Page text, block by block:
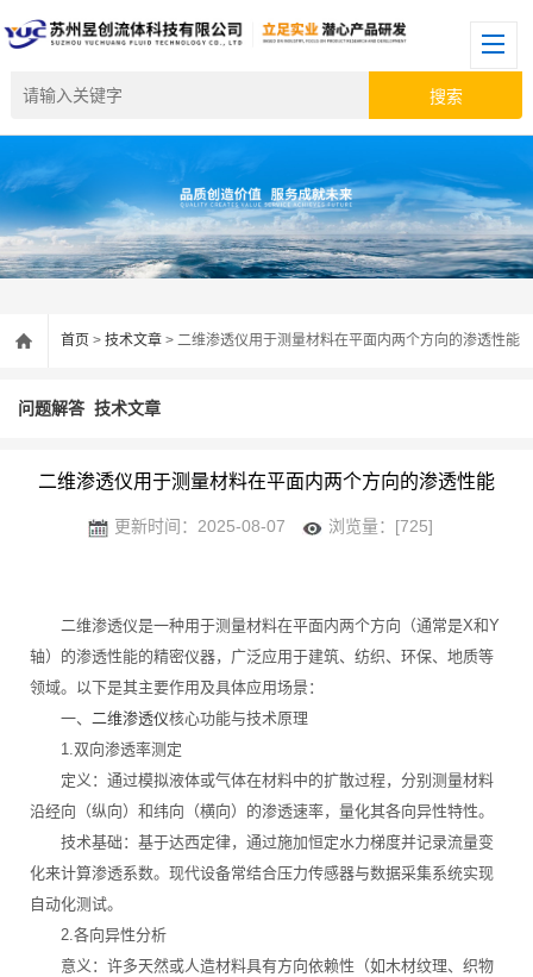
首页 > 技术文章 > 二维渗透仪用于测量材料在平面内两个方向的渗透性能
问题解答 技术文章
二维渗透仪用于测量材料在平面内两个方向的渗透性能
更新时间：2025-08-07 浏览量：[725]
二维渗透仪是一种用于测量材料在平面内两个方向（通常是X和Y
轴）的渗透性能的精密仪器，广泛应用于建筑、纺织、环保、地质等
领域。以下是其主要作用及具体应用场景：
一、 二维渗透仪核心功能与技术原理
1.双向渗透率测定
定义：通过模拟液体或气体在材料中的扩散过程，分别测量材料
沿经向（纵向）和纬向（横向）的渗透速率，量化其各向异性特性。
技术基础：基于达西定律，通过施加恒定水力梯度并记录流量变
化来计算渗透系数。现代设备常结合压力传感器与数据采集系统实现
自动化测试。
2.各向异性分析
意义：许多天然或人造材料具有方向依赖性（如木材纹理、织物